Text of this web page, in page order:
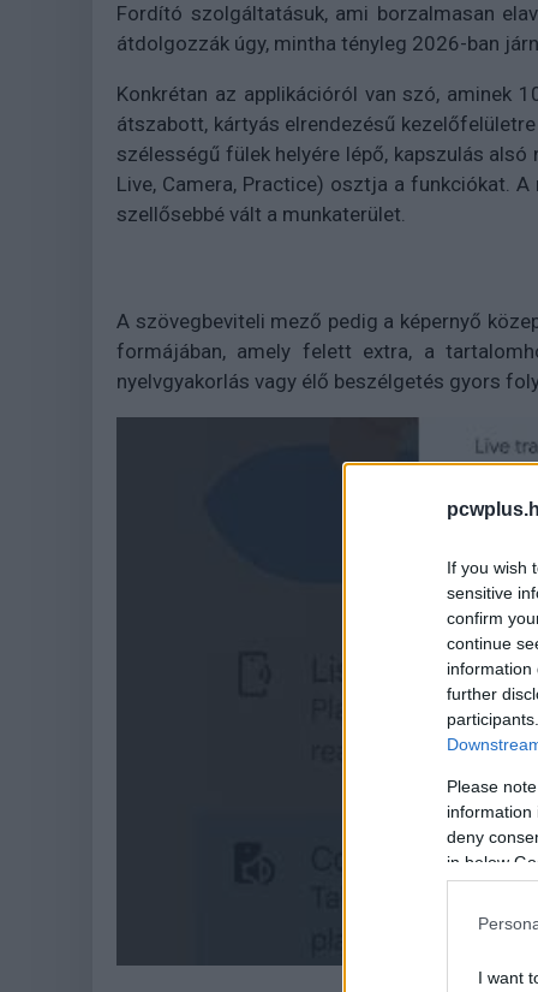
If you wish
sensitive
confirm
continue
information
further
Please
information
deny
in below
I want
Fordító szolgáltatásuk, ami borzalmasan
átdolgozzák úgy, mintha tényleg 2026-ban
Konkrétan az applikációról van szó, aminek
átszabott, kártyás elrendezésű
szélességű fülek helyére lépő, kapszulás
Live, Camera, Practice) osztja a funkciókat.
szellősebbé vált a munkaterület.
A szövegbeviteli mező pedig a képernyő
formájában, amely felett extra, a
nyelvgyakorlás vagy élő beszélgetés gyors